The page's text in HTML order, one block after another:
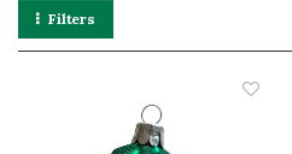
Filters